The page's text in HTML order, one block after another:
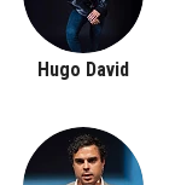
Hugo David